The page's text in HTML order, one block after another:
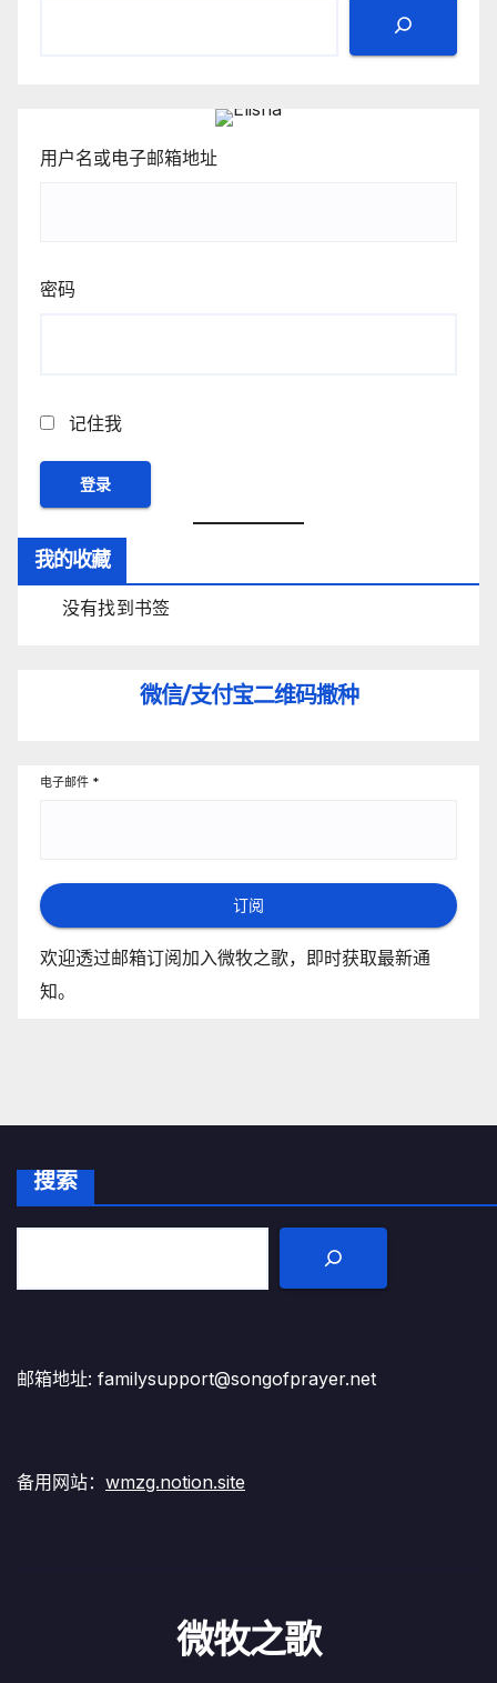
用户名或电子邮箱地址
密码
记住我
我的收藏
没有找到书签
微信/支付宝二维码撒种
电子邮件 *
订阅
欢迎透过邮箱订阅加入微牧之歌，即时获取最新通
知。
搜索
邮箱地址: familysupport@songofprayer.net
备用网站： wmzg.notion.site
微牧之歌